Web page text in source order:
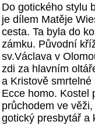
Do gotického stylu
je dílem Matěje
cesta. Ta byla do
zámku. Původní
sv.Václava v
zdi za hlavním
a Kristově
Ecce homo. Kostel
průchodem ve
gotický presbytář a